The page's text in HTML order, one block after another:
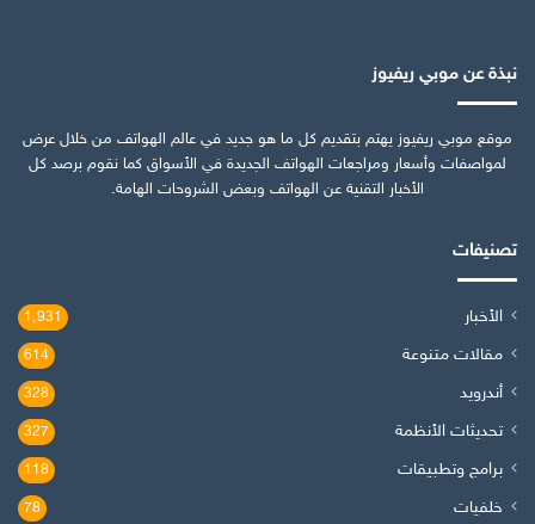
نبذة عن موبي ريفيوز
موقع موبي ريفيوز يهتم بتقديم كل ما هو جديد في عالم الهواتف من خلال عرض
لمواصفات وأسعار ومراجعات الهواتف الجديدة في الأسواق كما نقوم برصد كل
الأخبار التقنية عن الهواتف وبعض الشروحات الهامة.
تصنيفات
الأخبار 1٬931
مقالات متنوعة 614
أندرويد 328
تحديثات الأنظمة 327
برامج وتطبيقات 118
خلفيات 78